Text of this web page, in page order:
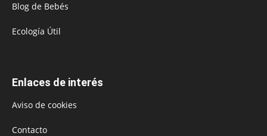
Blog de Bebés
Ecología Útil
Enlaces de interés
Aviso de cookies
Contacto